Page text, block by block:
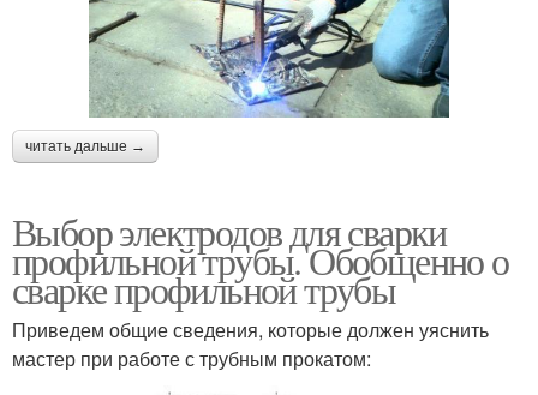
читать дальше →
Выбор электродов для сварки
профильной трубы. Обобщенно о
сварке профильной трубы
Приведем общие сведения, которые должен уяснить
мастер при работе с трубным прокатом: